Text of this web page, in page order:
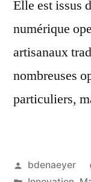
Elle est issus
numérique
artisanaux
nombreuses
particuliers,
bdenaeyer